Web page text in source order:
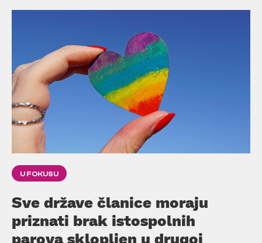
U FOKUSU
Sve države članice moraju
priznati brak istospolnih
parova sklopljen u drugoj